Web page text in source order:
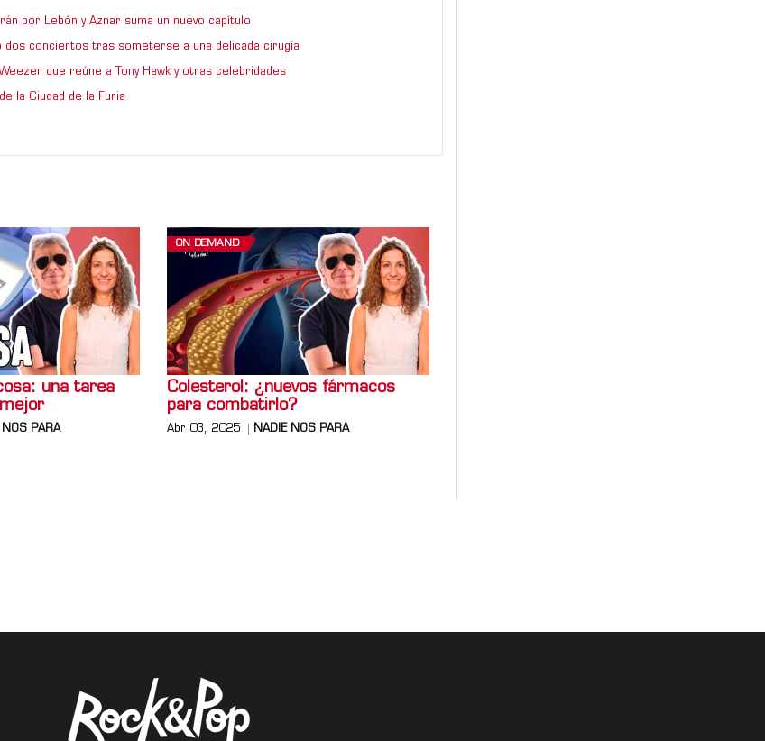
por Lebón y Aznar suma un nuevo capítulo
dos conciertos tras someterse a una delicada cirugía
que reúne a Tony Hawk y otras celebridades
la Ciudad de la Furia
una tarea
NOS PARA
ON DEMAND
Colesterol: ¿nuevos fármacos
para combatirlo?
Abr 03, 2025 NADIE NOS PARA